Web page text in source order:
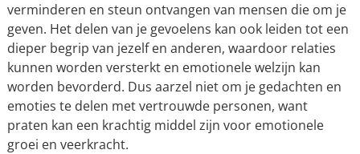
verminderen en steun ontvangen van mensen die om je
geven. Het delen van je gevoelens kan ook leiden tot een
dieper begrip van jezelf en anderen, waardoor relaties
kunnen worden versterkt en emotionele welzijn kan
worden bevorderd. Dus aarzel niet om je gedachten en
emoties te delen met vertrouwde personen, want
praten kan een krachtig middel zijn voor emotionele
groei en veerkracht.